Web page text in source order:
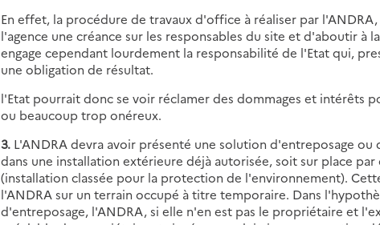
En effet, la procédure de travaux d'office à réaliser par
l'agence une créance sur les responsables du site et d'aboutir à
engage cependant lourdement la responsabilité de l'Etat qui,
une obligation de résultat.
l'Etat pourrait donc se voir réclamer des dommages et intérêts
ou beaucoup trop onéreux.
3. L'ANDRA devra avoir présenté une solution d'entreposage ou
dans une installation extérieure déjà autorisée, soit sur place
(installation classée pour la protection de l'environnement).
l'ANDRA sur un terrain occupé à titre temporaire. Dans
d'entreposage, l'ANDRA, si elle n'en est pas le propriétaire et